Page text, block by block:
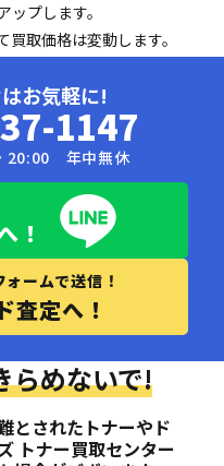
プします。
取価格は変動します。
お気軽に!
1147
20:00 年中無休
！
ームで送信！
査定へ！
らめないで!
とされたトナーやド
トナー買取センター